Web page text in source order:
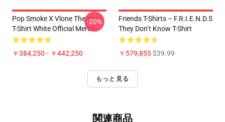
Pop Smoke X Vlone The Woo
T-Shirt White Official Merch
￥384,250 - ￥442,250
-20%
Friends T-Shirts – F.R.I.E.N.D.S
They Don’t Know T-Shirt
￥579,855$39.99
もっと見る
関連商品